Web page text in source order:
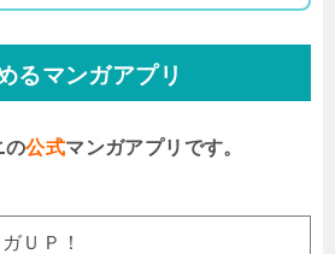
るマンガアプリ
の公式マンガアプリです。
ＵＰ！